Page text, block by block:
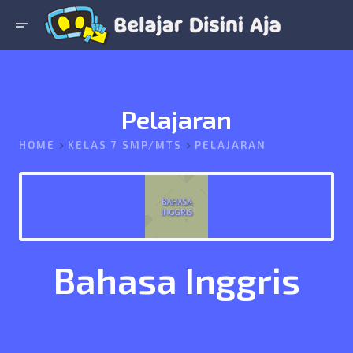
short_text
Pelajaran
HOME KELAS 7 SMP/MTS PELAJARAN
Bahasa Inggris